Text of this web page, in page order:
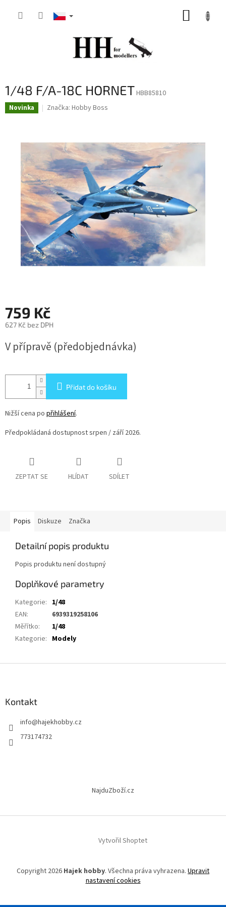
1/48 F/A-18C HORNETHBB85810
Novinka Značka: Hobby Boss
759 Kč
627 Kč bez DPH
cena:
V přípravě (předobjednávka)
Přidat do košíku
Nižší cena po přihlášení.
Předpokládaná dostupnost srpen / září 2026.
ZEPTAT SE HLÍDAT SDÍLET
Popis Diskuze Značka
Detailní popis produktu
Popis produktu není dostupný
Doplňkové parametry
Kategorie: 1/48
EAN:
6939319258106
Měřítko:
1/48
Kategorie: Modely
Kontakt
info@hajekhobby.cz
773174732
NajduZboží.cz
Vytvořil Shoptet
Copyright 2026 Hajek hobby. Všechna práva vyhrazena. Upravit
nastavení cookies